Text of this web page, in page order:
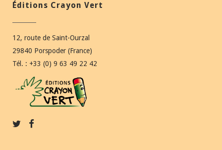
Éditions Crayon Vert
12, route de Saint-Ourzal
29840 Porspoder (France)
Tél. : +33 (0) 9 63 49 22 42